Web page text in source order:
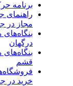
برنامه
راهنمای
مجاز در
درگهان
قشم
خرید در